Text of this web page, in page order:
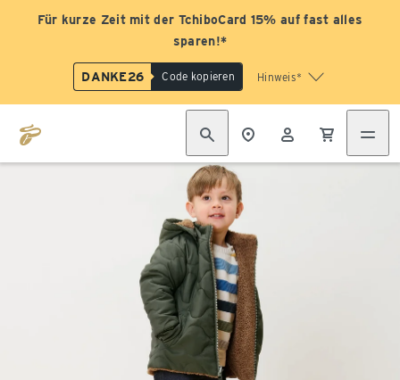
Für kurze Zeit mit der TchiboCard 15% auf fast alles
sparen!*
DANKE26 Code kopieren Hinweis*